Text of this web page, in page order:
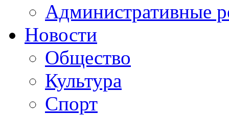
Административные
Новости
Общество
Культура
Спорт